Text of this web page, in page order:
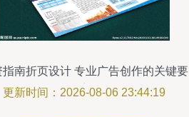
指南折页设计 专业广告创作的关键要
素
更新时间：2026-08-06 23:44:19